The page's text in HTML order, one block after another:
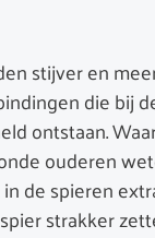
stijver en
die bij
ontstaan.
ouderen
de spieren
strakker